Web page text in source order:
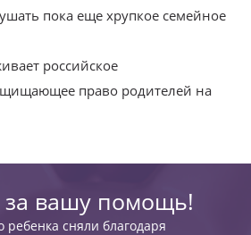
пока еще хрупкое семейное
российское
право родителей на
за вашу помощь!
ребенка сняли благодаря